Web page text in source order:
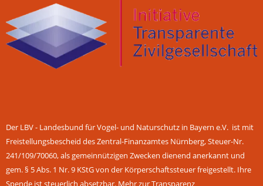
Der LBV - Landesbund für Vogel- und Naturschutz in Bayern e.V. ist mit
Freistellungsbescheid des Zentral-Finanzamtes Nürnberg, Steuer-Nr.
241/109/70060, als gemeinnützigen Zwecken dienend anerkannt und
gem. § 5 Abs. 1 Nr. 9 KStG von der Körperschaftssteuer freigestellt. Ihre
Spende ist steuerlich absetzbar. Mehr zur Transparenz